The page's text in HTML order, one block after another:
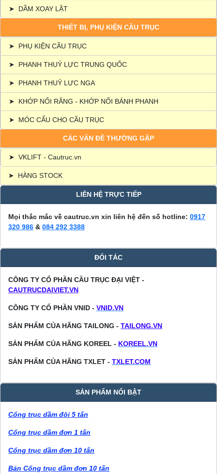
➤ DẦM XOAY LẬT
THIẾT BỊ, PHỤ KIỆN CẦU TRỤC
➤ PHỤ KIỆN CẦU TRỤC
➤ PHANH THUỶ LỰC TRUNG QUỐC
➤ PHANH THUỶ LỰC NGA
➤ KHỚP NỐI RĂNG - KHỚP NỐI BÁNH PHANH
➤ MÓC CẨU CHO CẦU TRỤC
CÁC VẤN ĐỀ THƯỜNG GẶP
➤ VKLIFT - Cautruc.vn
➤ HÀNG STOCK
LIÊN HỆ TRỰC TIẾP
Mọi thắc mắc về cautruc.vn xin liên hệ đến số hotline: 0917
320 986 & 084 292 3388
ĐỐI TÁC
CÔNG TY CỔ PHẦN CẦU TRỤC ĐẠI VIỆT -
CAUTRUCDAIVIET.VN
CÔNG TY CỔ PHẦN VNID - VNID.VN
SẢN PHẨM CỦA HÃNG TAILONG - TAILONG.VN
SẢN PHẨM CỦA HÃNG KOREEL - KOREEL.VN
SẢN PHẨM CỦA HÃNG TXLET - TXLET.COM
SẢN PHẨM NỔI BẬT
Cổng trục dầm đôi 5 tấn
Cổng trục dầm đơn 1 tấn
Cổng trục dầm đơn 10 tấn
Bán Cổng trục dầm đơn 10 tấn